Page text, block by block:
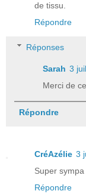
de tissu.
Répondre
Réponses
Sarah 3
Merci de
Répondre
CréAzélie 3
Super
Répondre